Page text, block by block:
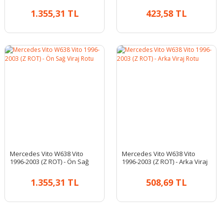
1.355,31 TL 423,58 TL
Mercedes Vito W638 Vito
1996-2003 (Z ROT) - Ön Sağ
1.355,31 TL
Mercedes Vito W638 Vito
1996-2003 (Z ROT) - Arka Viraj
508,69 TL